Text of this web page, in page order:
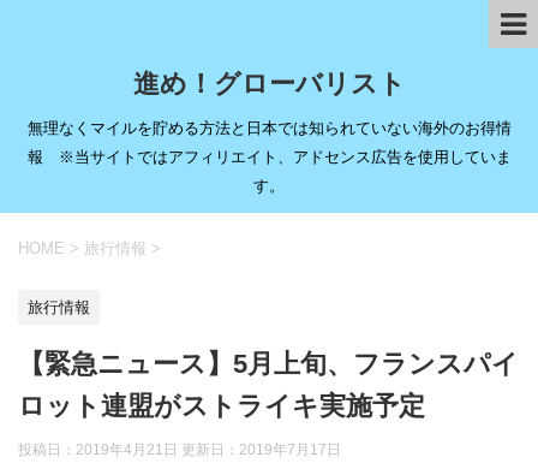
進め！グローバリスト
無理なくマイルを貯める方法と日本では知られていない海外のお得情
報 ※当サイトではアフィリエイト、アドセンス広告を使用していま
す。
HOME > 旅行情報 >
旅行情報
【緊急ニュース】5月上旬、フランスパイ
ロット連盟がストライキ実施予定
投稿日：2019年4月21日 更新日： 2019年7月17日